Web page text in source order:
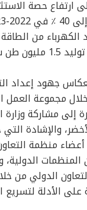
تهدف كذلك
جهود إعداد
مجموعة العمل
إلى مشاركة
والإشادة
منظمة
الدولية،
الدولي من
على الأدلة